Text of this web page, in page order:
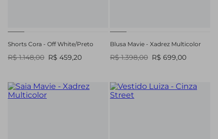
Shorts Cora - Off White/Preto
R$ 1.148,00 R$ 459,20
Blusa Mavie - Xadrez Multicolor
R$ 1.398,00 R$ 699,00